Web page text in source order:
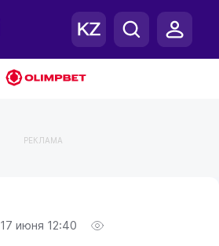
РЕКЛАМА
17 июня 12:40